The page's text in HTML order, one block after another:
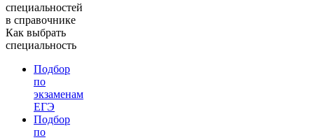
специальностей
в справочнике
Как выбрать
специальность
Подбор
по
экзаменам
ЕГЭ
Подбор
по